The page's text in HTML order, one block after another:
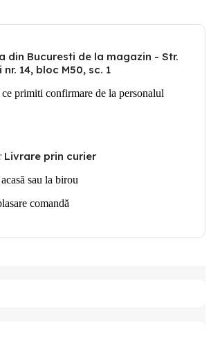
din Bucuresti de la magazin - Str.
14, bloc M50, sc. 1
ce primiti confirmare de la personalul
Livrare prin curier
sau la birou
comandă